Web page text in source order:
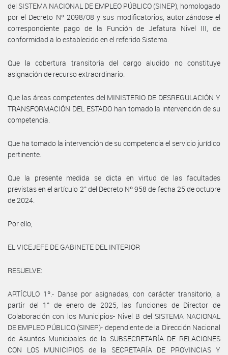
del SISTEMA NACIONAL DE EMPLEO PÚBLICO (SINEP), homologado
por el Decreto Nº 2098/08 y sus modificatorios, autorizándose el
correspondiente pago de la Función de Jefatura Nivel III, de
conformidad a lo establecido en el referido Sistema.
Que la cobertura transitoria del cargo aludido no constituye
asignación de recurso extraordinario.
Que las áreas competentes del MINISTERIO DE DESREGULACIÓN Y
TRANSFORMACIÓN DEL ESTADO han tomado la intervención de su
competencia.
Que ha tomado la intervención de su competencia el servicio jurídico
pertinente.
Que la presente medida se dicta en virtud de las facultades
previstas en el artículo 2° del Decreto Nº 958 de fecha 25 de octubre
de 2024.
Por ello,
EL VICEJEFE DE GABINETE DEL INTERIOR
RESUELVE:
ARTÍCULO 1º.- Danse por asignadas, con carácter transitorio, a
partir del 1° de enero de 2025, las funciones de Director de
Colaboración con los Municipios- Nivel B del SISTEMA NACIONAL
DE EMPLEO PÚBLICO (SINEP)- dependiente de la Dirección Nacional
de Asuntos Municipales de la SUBSECRETARÍA DE RELACIONES
CON LOS MUNICIPIOS de la SECRETARÍA DE PROVINCIAS Y